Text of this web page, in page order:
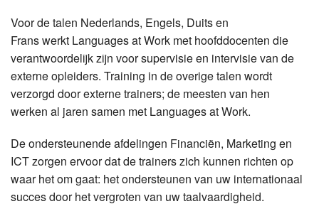
Voor de talen Nederlands, Engels, Duits en
Frans werkt Languages at Work met hoofddocenten die
verantwoordelijk zijn voor supervisie en intervisie van de
externe opleiders. Training in de overige talen wordt
verzorgd door externe trainers; de meesten van hen
werken al jaren samen met Languages at Work.
De ondersteunende afdelingen Financiën, Marketing en
ICT zorgen ervoor dat de trainers zich kunnen richten op
waar het om gaat: het ondersteunen van uw internationaal
succes door het vergroten van uw taalvaardigheid.